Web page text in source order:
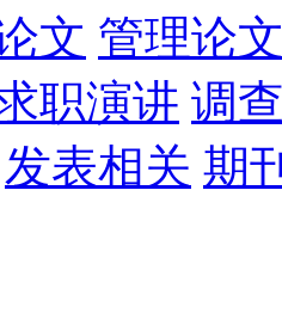
文 管理论
职演讲 调
发表相关 期